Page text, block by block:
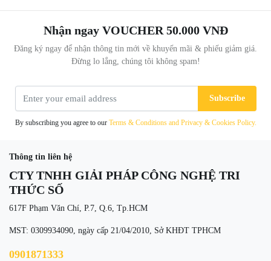
Nhận ngay VOUCHER 50.000 VNĐ
Đăng ký ngay để nhận thông tin mới về khuyến mãi & phiếu giảm giá.
Đừng lo lắng, chúng tôi không spam!
Subscribe
By subscribing you agree to our Terms & Conditions and Privacy & Cookies Policy.
Thông tin liên hệ
CTY TNHH GIẢI PHÁP CÔNG NGHỆ TRI
THỨC SỐ
617F Phạm Văn Chí, P.7, Q.6, Tp.HCM
MST: 0309934090, ngày cấp 21/04/2010, Sở KHĐT TPHCM
0901871333